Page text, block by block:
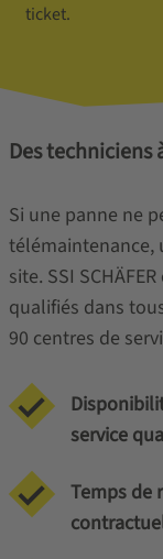
ticket.
Des techniciens
Si une panne ne
télémaintenance,
site. SSI
qualifiés dans
90 centres de
service
Temps de